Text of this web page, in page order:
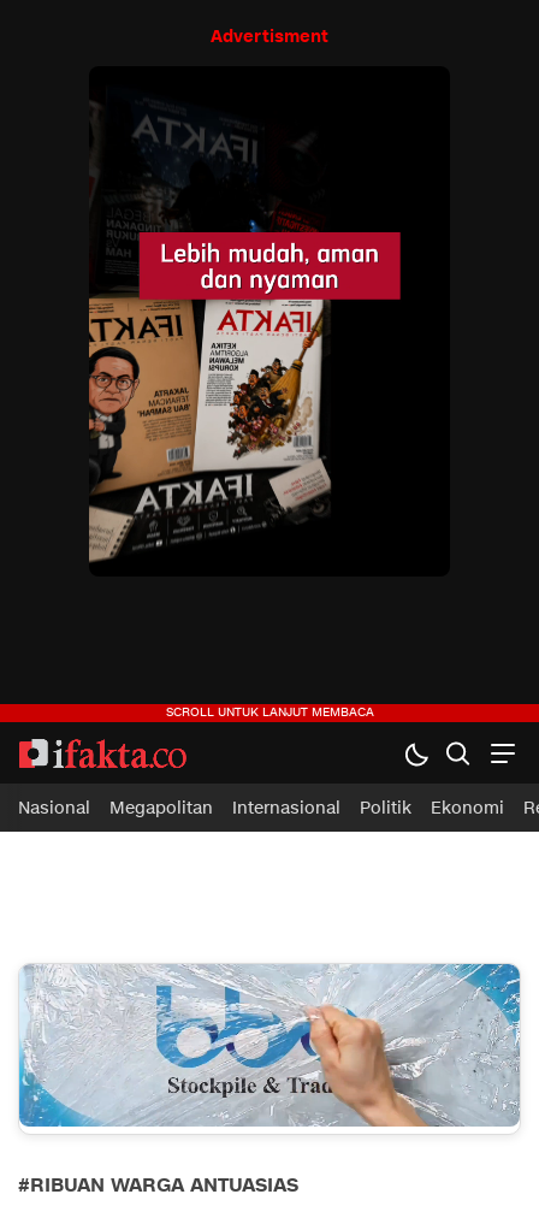
Advertisment
ifakta.co
#pastibenar
Nasional Megapolitan Internasional Politik Ekonomi
#RIBUAN WARGA ANTUASIAS